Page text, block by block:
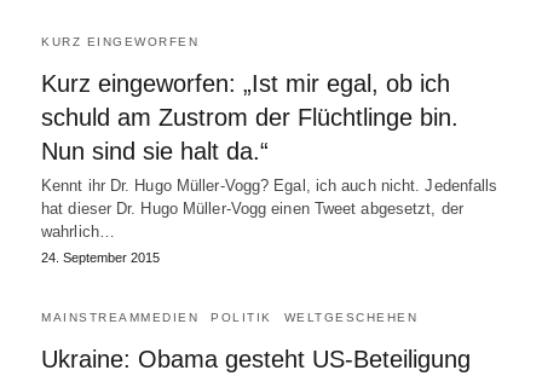
KURZ EINGEWORFEN
Kurz eingeworfen: „Ist mir egal, ob ich
schuld am Zustrom der Flüchtlinge bin.
Nun sind sie halt da.“
Kennt ihr Dr. Hugo Müller-Vogg? Egal, ich auch nicht. Jedenfalls
hat dieser Dr. Hugo Müller-Vogg einen Tweet abgesetzt, der
wahrlich…
24. September 2015
MAINSTREAMMEDIEN POLITIK WELTGESCHEHEN
Ukraine: Obama gesteht US-Beteiligung